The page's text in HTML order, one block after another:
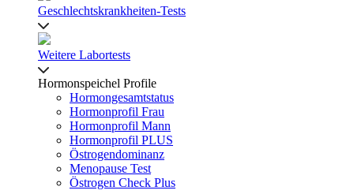
Geschlechtskrankheiten-Tests
Weitere Labortests
Hormonspeichel Profile
Hormongesamtstatus
Hormonprofil Frau
Hormonprofil Mann
Hormonprofil PLUS
Östrogendominanz
Menopause Test
Östrogen Check Plus